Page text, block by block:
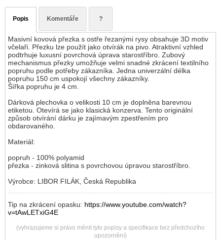
Popis Komentáře ?
Masivní kovová přezka s ostře řezanými rysy obsahuje 3D motiv
včelaři. Přezku lze použít jako otvírák na pivo. Atraktivní vzhled
podtrhuje luxusní povrchová úprava starostříbro. Zubový
mechanismus přezky umožňuje velmi snadné zkrácení textilního
popruhu podle potřeby zákazníka. Jedna univerzální délka
popruhu 150 cm uspokojí všechny zákazníky.
Šířka popruhu je 4 cm.
Dárková plechovka o velikosti 10 cm je doplněna barevnou
etiketou. Otevírá se jako klasická konzerva. Tento originální
způsob otvírání dárku je zajímavým zpestřením pro
obdarovaného.
Materiál:
popruh - 100% polyamid
přezka - zinková slitina s povrchovou úpravou starostříbro.
Výrobce: LIBOR FILÁK, Česká Republika
Tip na zkrácení opasku: https://www.youtube.com/watch?
v=tAwLETxiG4E
(vyhrazujeme si právo měnit tyto popisy a specifikace bez předchozího
upozornění)